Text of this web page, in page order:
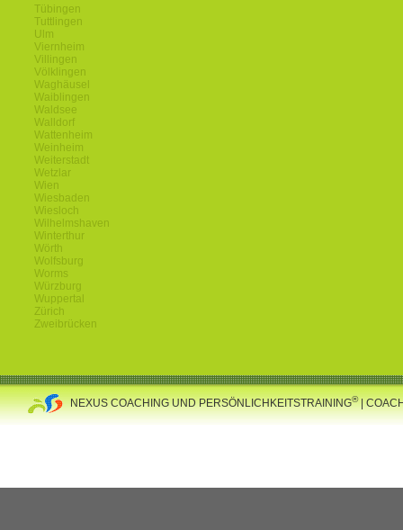
Tübingen
Tuttlingen
Ulm
Viernheim
Villingen
Völklingen
Waghäusel
Waiblingen
Waldsee
Walldorf
Wattenheim
Weinheim
Weiterstadt
Wetzlar
Wien
Wiesbaden
Wiesloch
Wilhelmshaven
Winterthur
Wörth
Wolfsburg
Worms
Würzburg
Wuppertal
Zürich
Zweibrücken
NEXUS COACHING UND PERSÖNLICHKEITSTRAINING®|